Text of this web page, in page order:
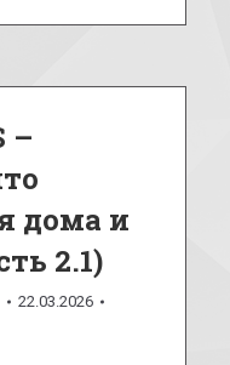
–
дома и
2.1)
22.03.2026